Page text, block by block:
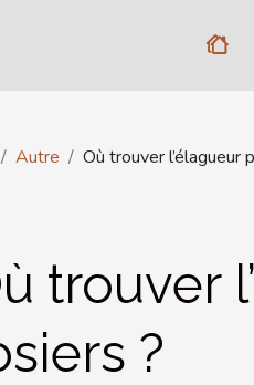
Autre Où trouver
trouver
?